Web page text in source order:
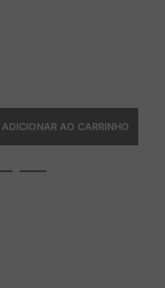
ADICIONAR AO CARRINHO